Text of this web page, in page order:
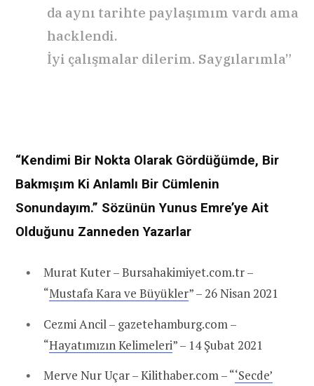
da aynı tarihte paylaşımım vardı ama
hacklendi.
İyi çalışmalar dilerim. Saygılarımla”
“Kendimi Bir Nokta Olarak Gördüğümde, Bir
Bakmışım Ki Anlamlı Bir Cümlenin
Sonundayım.” Sözünün Yunus Emre’ye Ait
Olduğunu Zanneden Yazarlar
Murat Kuter – Bursahakimiyet.com.tr –
“Mustafa Kara ve Büyükler” – 26 Nisan 2021
Cezmi Ancil – gazetehamburg.com –
“Hayatımızın Kelimeleri” – 14 Şubat 2021
Merve Nur Uçar – Kilithaber.com – “‘Secde’